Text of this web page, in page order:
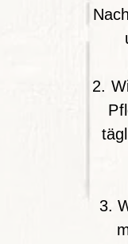
2.
3.